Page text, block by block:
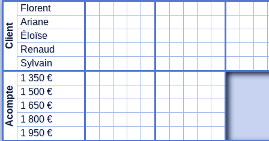
Client
Florent
Ariane
Éloïse
Renaud
Sylvain
Acompte
1 350 €
1 500 €
1 650 €
1 800 €
1 950 €